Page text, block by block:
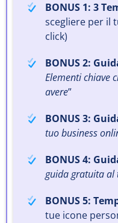
BONUS 1: 3
scegliere per il
click)
BONUS 2:
Elementi chiave
avere”
BONUS 3:
tuo business
BONUS 4:
guida gratuita al
BONUS 5:
tue icone